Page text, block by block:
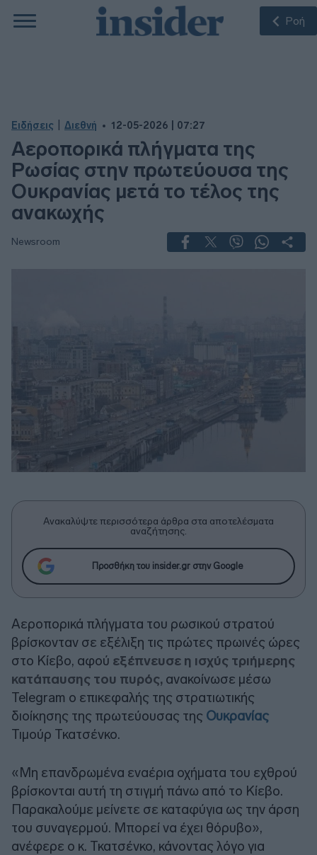
Ροή
Ειδήσεις Διεθνή 12-05-2026 | 07:27
Αεροπορικά πλήγματα της
Ρωσίας στην πρωτεύουσα της
Ουκρανίας μετά το τέλος της
ανακωχής
Newsroom
Ανακαλύψτε περισσότερα άρθρα στα αποτελέσματα
αναζήτησης.
Προσθήκη του insider.gr στην Google
Αεροπορικά πλήγματα του ρωσικού στρατού
βρίσκονταν σε εξέλιξη τις πρώτες πρωινές ώρες
στο Κίεβο, αφού εξέπνευσε η ισχύς τριήμερης
κατάπαυσης του πυρός, ανακοίνωσε μέσω
Telegram ο επικεφαλής της στρατιωτικής
διοίκησης της πρωτεύουσας της Ουκρανίας
Τιμούρ Τκατσένκο.
«Μη επανδρωμένα εναέρια οχήματα του εχθρού
βρίσκονται αυτή τη στιγμή πάνω από το Κίεβο.
Παρακαλούμε μείνετε σε καταφύγια ως την άρση
του συναγερμού. Μπορεί να έχει θόρυβο»,
ανέφερε ο κ. Τκατσένκο, κάνοντας λόγο για